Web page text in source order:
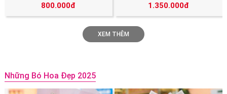
800.000đ 1.350.000đ
XEM THÊM
Những Bó Hoa Đẹp 2025